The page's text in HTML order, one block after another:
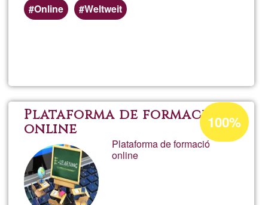
Online
Weltweit
Plataforma de formació
online
Plataforma de formació
online
Acceptance
percentage
of
100%